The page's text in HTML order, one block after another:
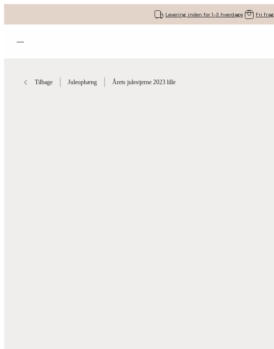
Levering inden for 1-3 hverdage Fri
Åbn menuen
Tilbage Juleophæng Årets julestjerne 2023 lille